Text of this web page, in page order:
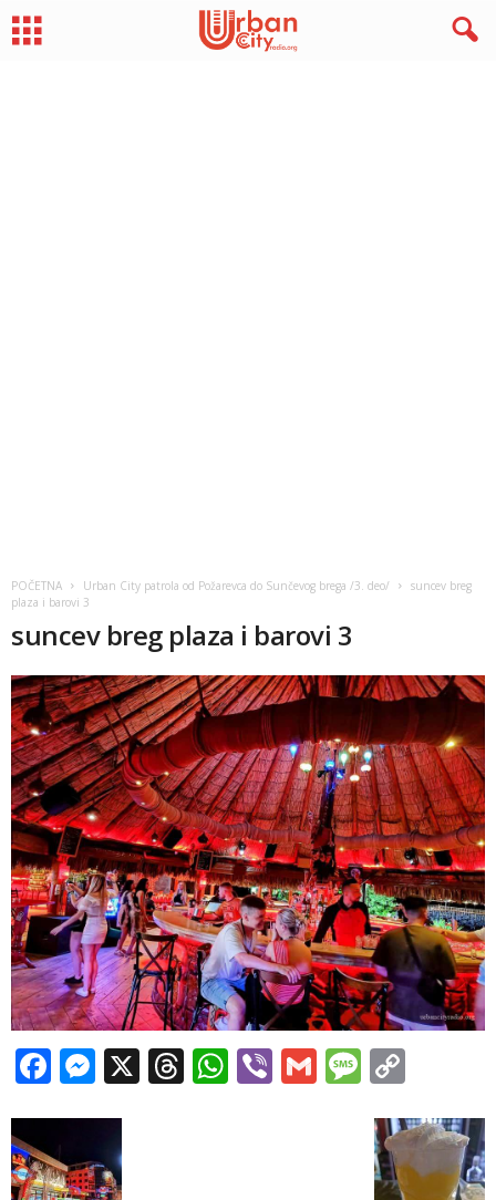
POČETNA Urban City patrola od Požarevca do Sunčevog brega /3. deo/
suncev breg
plaza i barovi 3
suncev breg plaza i barovi 3
Facebook
Messenger
X Threads
WhatsApp
ViberGmail